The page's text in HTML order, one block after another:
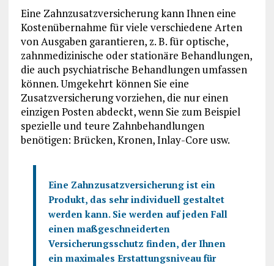
Eine Zahnzusatzversicherung kann Ihnen eine
Kostenübernahme für viele verschiedene Arten
von Ausgaben garantieren, z. B. für optische,
zahnmedizinische oder stationäre Behandlungen,
die auch psychiatrische Behandlungen umfassen
können. Umgekehrt können Sie eine
Zusatzversicherung vorziehen, die nur einen
einzigen Posten abdeckt, wenn Sie zum Beispiel
spezielle und teure Zahnbehandlungen
benötigen: Brücken, Kronen, Inlay-Core usw.
Eine Zahnzusatzversicherung ist ein
Produkt, das sehr individuell gestaltet
werden kann. Sie werden auf jeden Fall
einen maßgeschneiderten
Versicherungsschutz finden, der Ihnen
ein maximales Erstattungsniveau für